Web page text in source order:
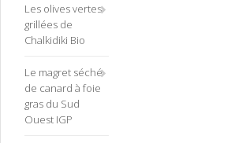
Les olives vertes
grillées de
Chalkidiki Bio
Le magret séché
de canard à foie
gras du Sud
Ouest IGP